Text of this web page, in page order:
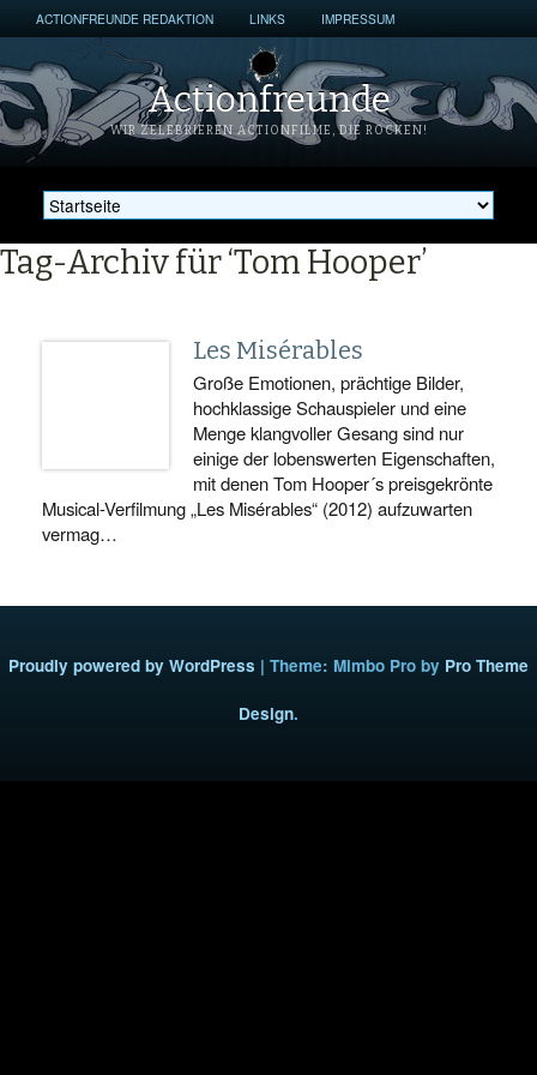
ACTIONFREUNDE REDAKTION LINKS IMPRESSUM
Actionfreunde
WIR ZELEBRIEREN ACTIONFILME, DIE ROCKEN!
Tag-Archiv für ‘Tom Hooper’
Les Misérables
Große Emotionen, prächtige Bilder,
hochklassige Schauspieler und eine
Menge klangvoller Gesang sind nur
einige der lobenswerten Eigenschaften,
mit denen Tom Hooper´s preisgekrönte
Musical-Verfilmung „Les Misérables“ (2012) aufzuwarten
vermag…
Proudly powered by WordPress | Theme: Mimbo Pro by Pro Theme
Design.